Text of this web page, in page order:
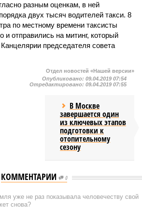
разным оценкам, в ней
двух тысяч водителей такси. 8
по местному времени таксисты
и отправились на митинг, который
председателя совета
Отдел новостей «Нашей версии»
Опубликовано: 09.04.2019 07:54
Отредактировано: 09.04.2019 07:55
В Москве
завершается один
из ключевых этапов
подготовки к
отопительному
сезону
КОММЕНТАРИИ 0
уже не раз показывала человечеству свой
снова?